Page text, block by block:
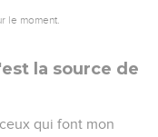
le moment.
la source de
qui font mon